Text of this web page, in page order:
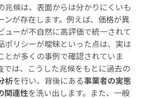
兆候は、表面からは分かりにくいも
ンが存在します。例えば、価格が異
ューが不自然に高評価で統一されて
ポリシーが曖昧といった点は、実は
とが多くの事例で確認されていま
では、こうした兆候をもとに過去の
析を行い、背後にある事業者の実態
関連性を洗い出します。また、一般